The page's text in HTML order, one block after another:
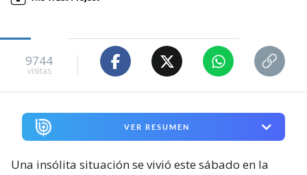
9744
visitas
VER RESUMEN
Una insólita situación se vivió este sábado en la